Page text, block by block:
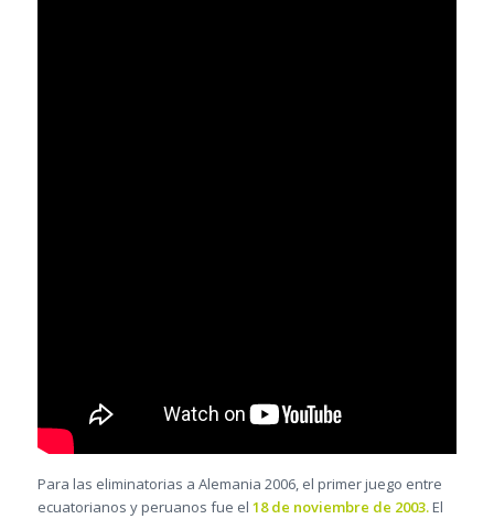
Para las eliminatorias a Alemania 2006, el primer juego entre
ecuatorianos y peruanos fue el 18 de noviembre de 2003.El